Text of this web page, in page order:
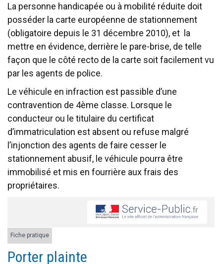
La personne handicapée ou à mobilité réduite doit
posséder la carte européenne de stationnement
(obligatoire depuis le 31 décembre 2010), et la
mettre en évidence, derrière le pare-brise, de telle
façon que le côté recto de la carte soit facilement vu
par les agents de police.
Le véhicule en infraction est passible d’une
contravention de 4ème classe. Lorsque le
conducteur ou le titulaire du certificat
d’immatriculation est absent ou refuse malgré
l’injonction des agents de faire cesser le
stationnement abusif, le véhicule pourra être
immobilisé et mis en fourrière aux frais des
propriétaires.
Fiche pratique
Porter plainte